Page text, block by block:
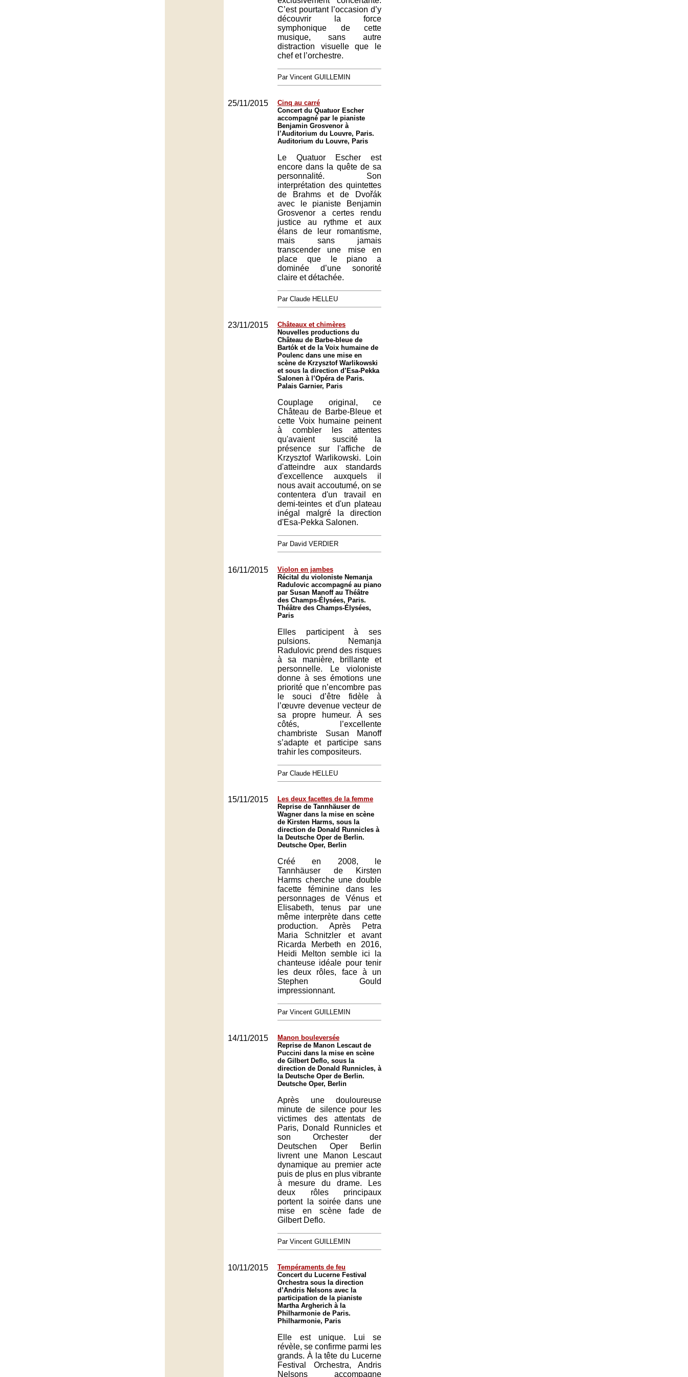
C’est pourtant l’occasion d’y
découvrir la force
symphonique de cette
musique, sans autre
distraction visuelle que le
chef et l’orchestre.
Par Vincent GUILLEMIN
25/11/2015
Cinq au carré
Concert du Quatuor Escher
accompagné par le pianiste
Benjamin Grosvenor à
l’Auditorium du Louvre, Paris.
Auditorium du Louvre, Paris
Le Quatuor Escher est
encore dans la quête de sa
personnalité. Son
interprétation des quintettes
de Brahms et de Dvořák
avec le pianiste Benjamin
Grosvenor a certes rendu
justice au rythme et aux
élans de leur romantisme,
mais sans jamais
transcender une mise en
place que le piano a
dominée d’une sonorité
claire et détachée.
Par Claude HELLEU
23/11/2015
Châteaux et chimères
Nouvelles productions du
Château de Barbe-bleue de
Bartók et de la Voix humaine de
Poulenc dans une mise en
scène de Krzysztof Warlikowski
et sous la direction d’Esa-Pekka
Salonen à l’Opéra de Paris.
Palais Garnier, Paris
Couplage original, ce
Château de Barbe-Bleue et
cette Voix humaine peinent
à combler les attentes
qu'avaient suscité la
présence sur l'affiche de
Krzysztof Warlikowski. Loin
d'atteindre aux standards
d'excellence auxquels il
nous avait accoutumé, on se
contentera d'un travail en
demi-teintes et d'un plateau
inégal malgré la direction
d'Esa-Pekka Salonen.
Par David VERDIER
16/11/2015
Violon en jambes
Récital du violoniste Nemanja
Radulovic accompagné au piano
par Susan Manoff au Théâtre
des Champs-Élysées, Paris.
Théâtre des Champs-Élysées,
Paris
Elles participent à ses
pulsions. Nemanja
Radulovic prend des risques
à sa manière, brillante et
personnelle. Le violoniste
donne à ses émotions une
priorité que n’encombre pas
le souci d’être fidèle à
l’œuvre devenue vecteur de
sa propre humeur. À ses
côtés, l’excellente
chambriste Susan Manoff
s’adapte et participe sans
trahir les compositeurs.
Par Claude HELLEU
15/11/2015
Les deux facettes de la femme
Reprise de Tannhäuser de
Wagner dans la mise en scène
de Kirsten Harms, sous la
direction de Donald Runnicles à
la Deutsche Oper de Berlin.
Deutsche Oper, Berlin
Créé en 2008, le
Tannhäuser de Kirsten
Harms cherche une double
facette féminine dans les
personnages de Vénus et
Elisabeth, tenus par une
même interprète dans cette
production. Après Petra
Maria Schnitzler et avant
Ricarda Merbeth en 2016,
Heidi Melton semble ici la
chanteuse idéale pour tenir
les deux rôles, face à un
Stephen Gould
impressionnant.
Par Vincent GUILLEMIN
14/11/2015
Manon bouleversée
Reprise de Manon Lescaut de
Puccini dans la mise en scène
de Gilbert Deflo, sous la
direction de Donald Runnicles, à
la Deutsche Oper de Berlin.
Deutsche Oper, Berlin
Après une douloureuse
minute de silence pour les
victimes des attentats de
Paris, Donald Runnicles et
son Orchester der
Deutschen Oper Berlin
livrent une Manon Lescaut
dynamique au premier acte
puis de plus en plus vibrante
à mesure du drame. Les
deux rôles principaux
portent la soirée dans une
mise en scène fade de
Gilbert Deflo.
Par Vincent GUILLEMIN
10/11/2015
Tempéraments de feu
Concert du Lucerne Festival
Orchestra sous la direction
d’Andris Nelsons avec la
participation de la pianiste
Martha Argherich à la
Philharmonie de Paris.
Philharmonie, Paris
Elle est unique. Lui se
révèle, se confirme parmi les
grands. À la tête du Lucerne
Festival Orchestra, Andris
Nelsons accompagne